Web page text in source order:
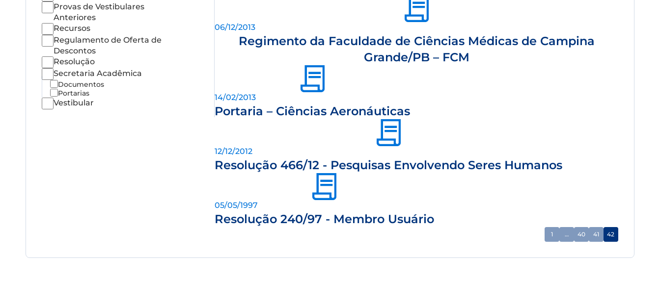
Provas de Vestibulares
Anteriores
Recursos
Regulamento de Oferta de
Descontos
Resolução
Secretaria Acadêmica
Documentos
Portarias
Vestibular
06/12/2013
Regimento da Faculdade de Ciências Médicas de Campina
Grande/PB – FCM
14/02/2013
Portaria – Ciências Aeronáuticas
12/12/2012
Resolução 466/12 - Pesquisas Envolvendo Seres Humanos
05/05/1997
Resolução 240/97 - Membro Usuário
1 … 40 41 42